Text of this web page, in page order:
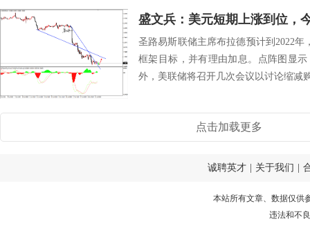
盛文兵：美元短期上涨到位，
圣路易斯联储主席布拉德预计到2022年
框架目标，并有理由加息。点阵图显
外，美联储将召开几次会议以讨论缩减
点击加载更多
诚聘英才 关于我们
本站所有文章、数据仅供
违法和不